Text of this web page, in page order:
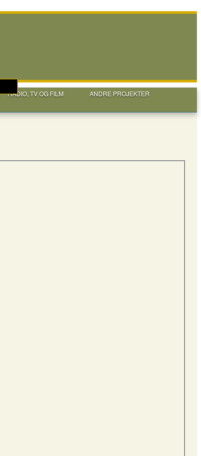
RADIO, TV OG FILM
ANDRE PROJEKTER